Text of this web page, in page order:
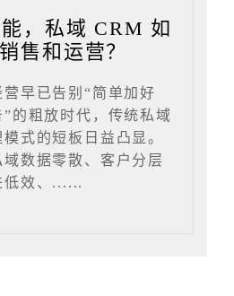
，私域 CRM 如
售和运营？
早已告别“简单加好
的粗放时代，传统私域
式的短板日益凸显。
数据零散、客户分层
低效、......